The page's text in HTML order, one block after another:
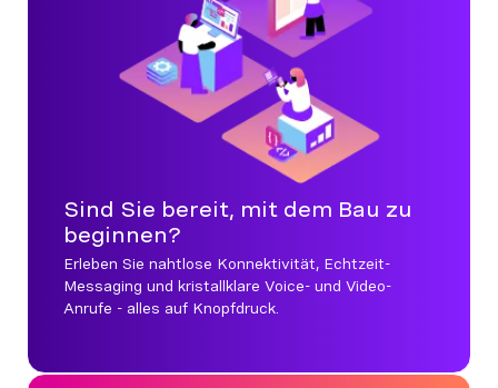
Sind Sie bereit, mit dem Bau zu
beginnen?
Erleben Sie nahtlose Konnektivität, Echtzeit-
Messaging und kristallklare Voice- und Video-
Anrufe - alles auf Knopfdruck.